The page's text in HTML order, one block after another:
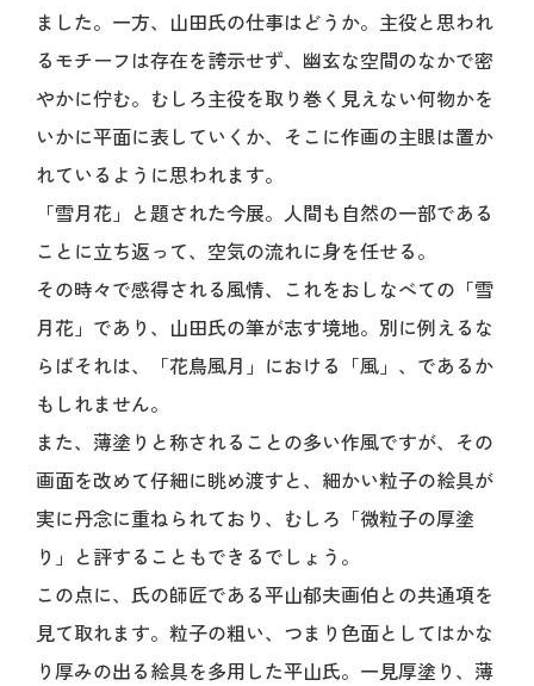
ました。一方、山田氏の仕事はどうか。主役と思われ
るモチーフは存在を誇示せず、幽玄な空間のなかで密
やかに佇む。むしろ主役を取り巻く見えない何物かを
いかに平面に表していくか、そこに作画の主眼は置か
れているように思われます。
「雪月花」と題された今展。人間も自然の一部である
ことに立ち返って、空気の流れに身を任せる。
その時々で感得される風情、これをおしなべての「雪
月花」であり、山田氏の筆が志す境地。別に例えるな
らばそれは、「花鳥風月」における「風」、であるか
もしれません。
また、薄塗りと称されることの多い作風ですが、その
画面を改めて仔細に眺め渡すと、細かい粒子の絵具が
実に丹念に重ねられており、むしろ「微粒子の厚塗
り」と評することもできるでしょう。
この点に、氏の師匠である平山郁夫画伯との共通項を
見て取れます。粒子の粗い、つまり色面としてはかな
り厚みの出る絵具を多用した平山氏。一見厚塗り、薄